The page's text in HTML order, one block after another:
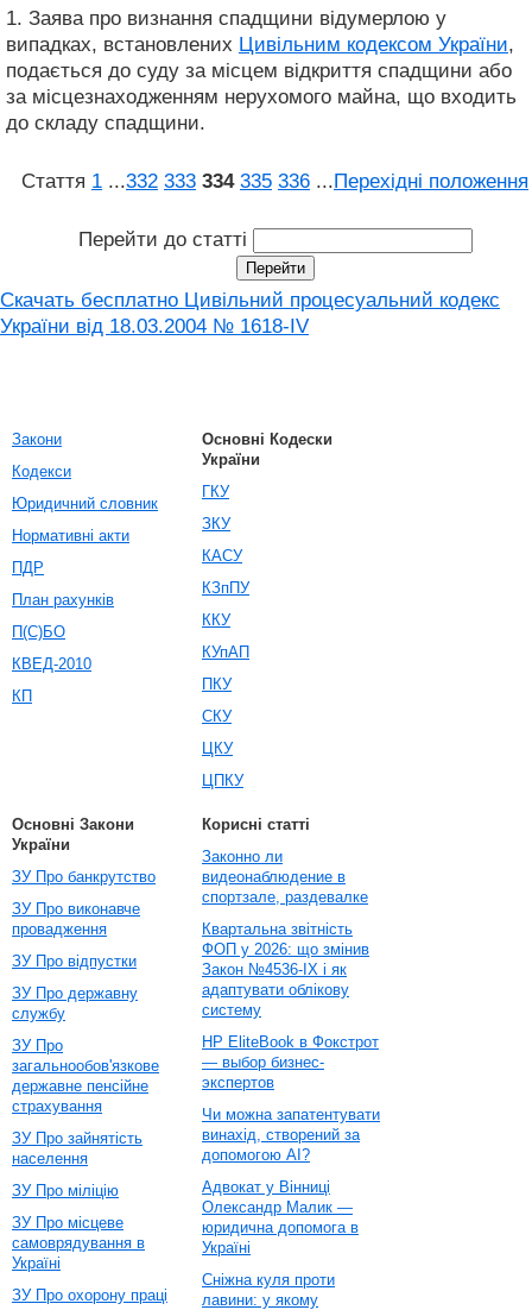
1. Заява про визнання спадщини відумерлою у
випадках, встановлених Цивільним кодексом України,
подається до суду за місцем відкриття спадщини або
за місцезнаходженням нерухомого майна, що входить
до складу спадщини.
Стаття 1 ...332 333 334 335 336 ...Перехідні положення
Перейти до статті
Скачать бесплатно Цивільний процесуальний кодекс
України від 18.03.2004 № 1618-IV
Закони
Кодекси
Юридичний словник
Нормативні акти
ПДР
План рахунків
П(С)БО
КВЕД-2010
КП
Основні Кодески
України
ГКУ
ЗКУ
КАСУ
КЗпПУ
ККУ
КУпАП
ПКУ
СКУ
ЦКУ
ЦПКУ
Основні Закони
України
ЗУ Про банкрутство
ЗУ Про виконавче
провадження
ЗУ Про відпустки
ЗУ Про державну
службу
ЗУ Про
загальнообов'язкове
державне пенсійне
страхування
ЗУ Про зайнятість
населення
ЗУ Про міліцію
ЗУ Про місцеве
самоврядування в
Україні
ЗУ Про охорону праці
Корисні статті
Законно ли
видеонаблюдение в
спортзале, раздевалке
Квартальна звітність
ФОП у 2026: що змінив
Закон №4536-IX і як
адаптувати облікову
систему
HP EliteBook в Фокстрот
— выбор бизнес-
экспертов
Чи можна запатентувати
винахід, створений за
допомогою AI?
Адвокат у Вінниці
Олександр Малик —
юридична допомога в
Україні
Сніжна куля проти
лавини: у якому